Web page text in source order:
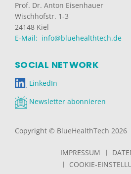
Prof. Dr. Anton Eisenhauer
Wischhofstr. 1-3
24148 Kiel
E-Mail: info@bluehealthtech.de
SOCIAL NETWORK
LinkedIn
Newsletter abonnieren
Copyright © BlueHealthTech 2026
IMPRESSUM
COOKIE-